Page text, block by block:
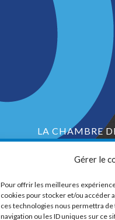
Gérer le
Pour offrir les meilleures
cookies pour stocker et/ou accéder
ces technologies nous permettra
navigation ou les ID uniques sur ce
LA CHAMBRE
D’INDUSTRIE
11, boul. de la
J7V 0N3
Téléphone :450